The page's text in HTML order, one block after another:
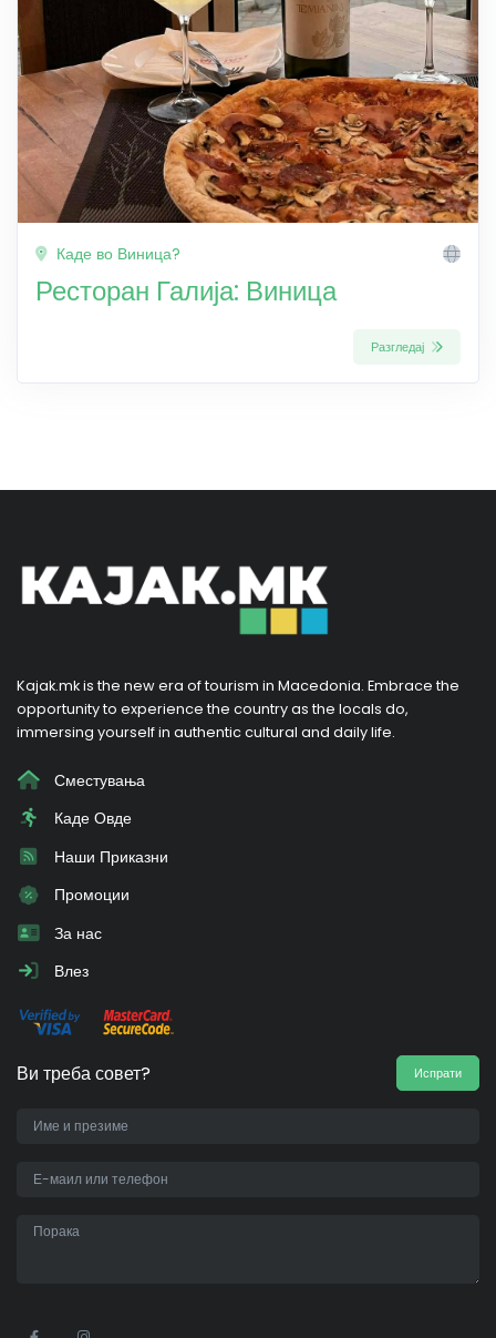
Каде во Виница?
Ресторан Галија: Виница
Разгледај
Kajak.mk is the new era of tourism in Macedonia. Embrace the
opportunity to experience the country as the locals do,
immersing yourself in authentic cultural and daily life.
Сместувања
Каде Овде
Наши Приказни
Промоции
За нас
Влез
Ви треба совет? Испрати